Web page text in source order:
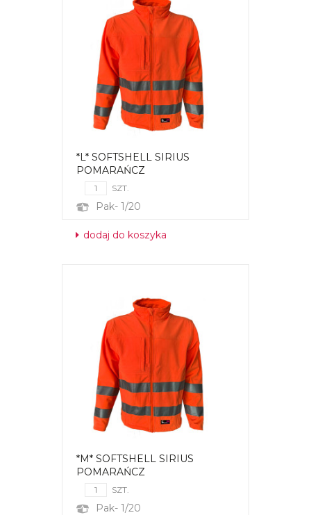
*L* SOFTSHELL SIRIUS
POMARAŃCZ
SZT.
Pak- 1/20
dodaj do koszyka
*M* SOFTSHELL SIRIUS
POMARAŃCZ
SZT.
Pak- 1/20